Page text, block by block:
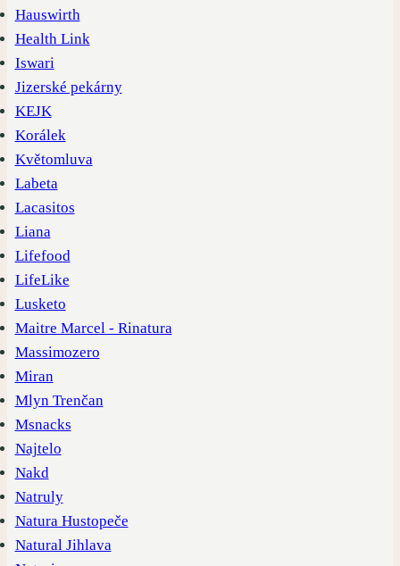
Hauswirth
Health Link
Iswari
Jizerské pekárny
KEJK
Korálek
Květomluva
Labeta
Lacasitos
Liana
Lifefood
LifeLike
Lusketo
Maitre Marcel - Rinatura
Massimozero
Miran
Mlyn Trenčan
Msnacks
Najtelo
Nakd
Natruly
Natura Hustopeče
Natural Jihlava